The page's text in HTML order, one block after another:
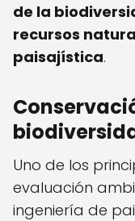
de la
recursos
paisajística.
Uno de los
evaluación
ingeniería de